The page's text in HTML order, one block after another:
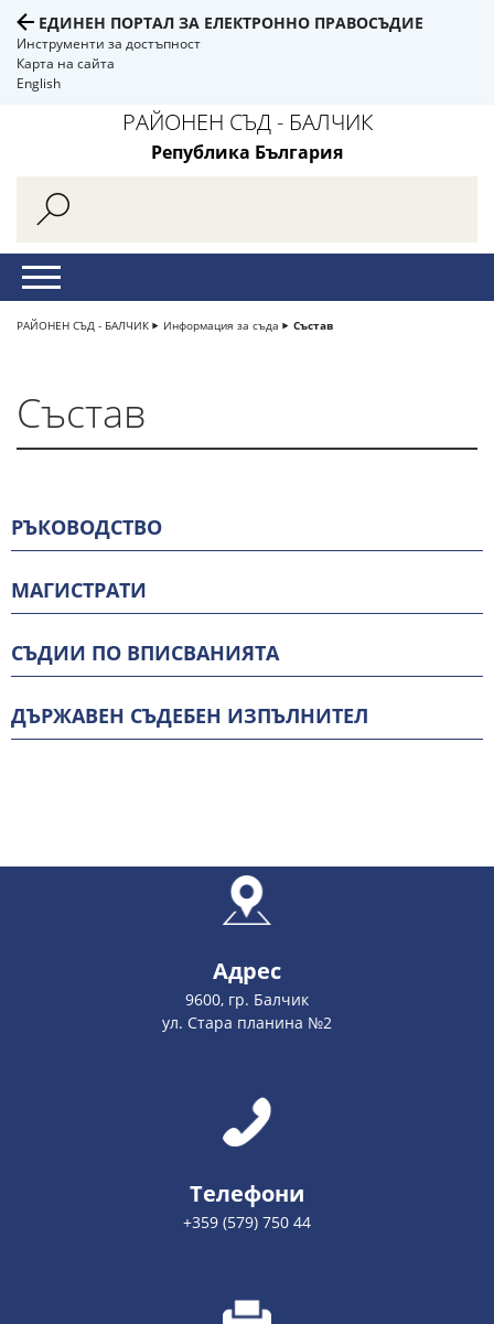
ЕДИНЕН ПОРТАЛ ЗА ЕЛЕКТРОННО ПРАВОСЪДИЕ
Инструменти за достъпност
Карта на сайта
English
РАЙОНЕН СЪД - БАЛЧИК
Република България
РАЙОНЕН СЪД - БАЛЧИК Информация за съда Състав
Състав
РЪКОВОДСТВО
МАГИСТРАТИ
СЪДИИ ПО ВПИСВАНИЯТА
ДЪРЖАВЕН СЪДЕБЕН ИЗПЪЛНИТЕЛ
Адрес
9600, гр. Балчик
ул. Стара планина №2
Телефони
+359 (579) 750 44